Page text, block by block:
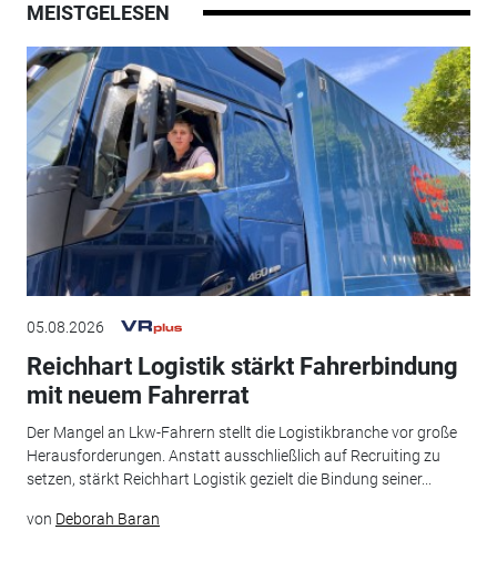
MEISTGELESEN
05.08.2026
Reichhart Logistik stärkt Fahrerbindung
mit neuem Fahrerrat
Der Mangel an Lkw-Fahrern stellt die Logistikbranche vor große
Herausforderungen. Anstatt ausschließlich auf Recruiting zu
setzen, stärkt Reichhart Logistik gezielt die Bindung seiner...
von Deborah Baran